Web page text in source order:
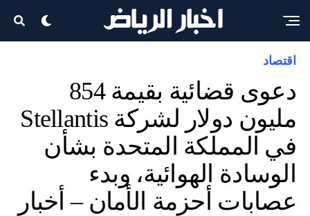
اقتصاد
دعوى قضائية بقيمة 854
مليون دولار لشركة Stellantis
في المملكة المتحدة بشأن
الوسادة الهوائية، وبدء
عصابات أحزمة الأمان – أخبار